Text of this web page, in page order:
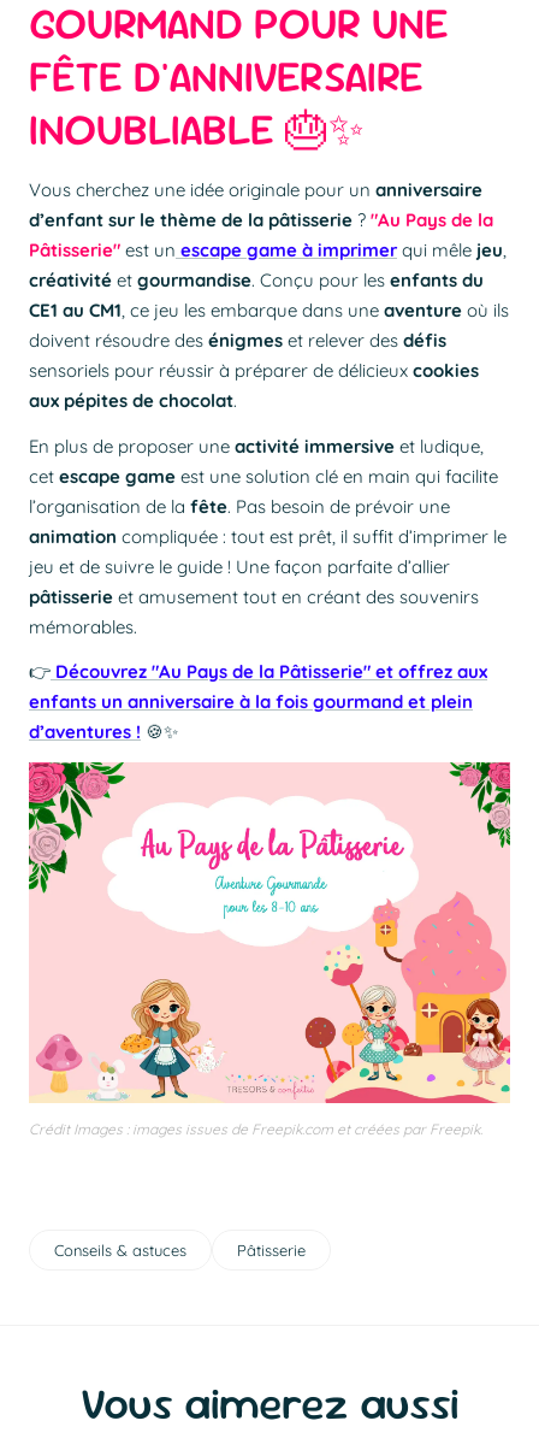
GOURMAND POUR UNE
FÊTE D'ANNIVERSAIRE
INOUBLIABLE 🎂✨
Vous cherchez une idée originale pour un anniversaire
d’enfant sur le thème de la pâtisserie ? "Au Pays de la
Pâtisserie" est un escape game à imprimerqui mêle jeu,
créativité et gourmandise. Conçu pour les enfants du
CE1 au CM1, ce jeu les embarque dans une aventure où ils
doivent résoudre des énigmes et relever des défis
sensoriels pour réussir à préparer de délicieux cookies
aux pépites de chocolat.
En plus de proposer une activité immersive et ludique,
cet escape game est une solution clé en main qui facilite
l’organisation de la fête. Pas besoin de prévoir une
animation compliquée : tout est prêt, il suffit d’imprimer le
jeu et de suivre le guide ! Une façon parfaite d’allier
pâtisserie et amusement tout en créant des souvenirs
mémorables.
👉 Découvrez "Au Pays de la Pâtisserie" et offrez aux
enfants un anniversaire à la fois gourmand et plein
d’aventures ! 🍪✨
Crédit Images : images issues de Freepik.com et créées par Freepik.
Conseils & astuces Pâtisserie
Vous aimerez aussi